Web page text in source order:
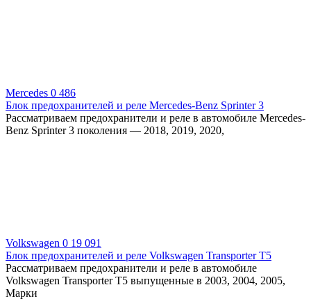
Mercedes 0 486
Блок предохранителей и реле Mercedes-Benz Sprinter 3
Рассматриваем предохранители и реле в автомобиле Mercedes-
Benz Sprinter 3 поколения — 2018, 2019, 2020,
Volkswagen 0 19 091
Блок предохранителей и реле Volkswagen Transporter T5
Рассматриваем предохранители и реле в автомобиле
Volkswagen Transporter T5 выпущенные в 2003, 2004, 2005,
Марки